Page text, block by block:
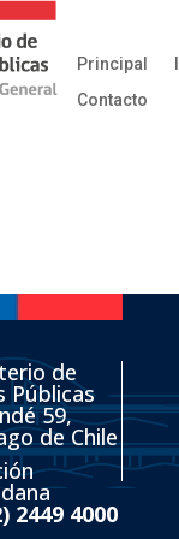
Principal
Contacto
de
Públicas
59,
de Chile
2449 4000